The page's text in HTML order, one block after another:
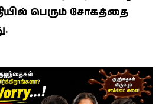
பெரும் சோகத்தை